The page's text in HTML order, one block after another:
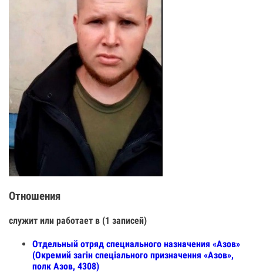
Отношения
служит или работает в (1 записей)
Отдельный отряд специального назначения «Азов»
(Окремий загін спеціального призначення «Азов»,
полк Азов, 4308)